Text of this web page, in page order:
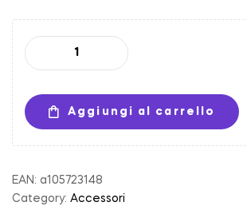
Aggiungi al carrello
EAN: a105723148
Category: Accessori